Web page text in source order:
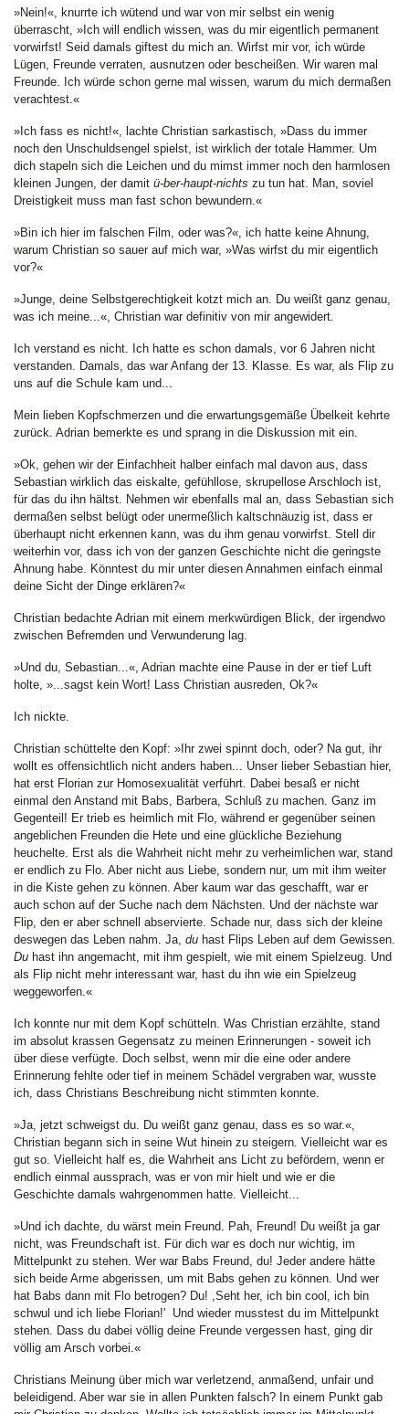
»Nein!«, knurrte ich wütend und war von mir selbst ein wenig
überrascht, »Ich will endlich wissen, was du mir eigentlich permanent
vorwirfst! Seid damals giftest du mich an. Wirfst mir vor, ich würde
Lügen, Freunde verraten, ausnutzen oder bescheißen. Wir waren mal
Freunde. Ich würde schon gerne mal wissen, warum du mich dermaßen
verachtest.«
»Ich fass es nicht!«, lachte Christian sarkastisch, »Dass du immer
noch den Unschuldsengel spielst, ist wirklich der totale Hammer. Um
dich stapeln sich die Leichen und du mimst immer noch den harmlosen
kleinen Jungen, der damit ü-ber-haupt-nichts zu tun hat. Man, soviel
Dreistigkeit muss man fast schon bewundern.«
»Bin ich hier im falschen Film, oder was?«, ich hatte keine Ahnung,
warum Christian so sauer auf mich war, »Was wirfst du mir eigentlich
vor?«
»Junge, deine Selbstgerechtigkeit kotzt mich an. Du weißt ganz genau,
was ich meine...«, Christian war definitiv von mir angewidert.
Ich verstand es nicht. Ich hatte es schon damals, vor 6 Jahren nicht
verstanden. Damals, das war Anfang der 13. Klasse. Es war, als Flip zu
uns auf die Schule kam und...
Mein lieben Kopfschmerzen und die erwartungsgemäße Übelkeit kehrte
zurück. Adrian bemerkte es und sprang in die Diskussion mit ein.
»Ok, gehen wir der Einfachheit halber einfach mal davon aus, dass
Sebastian wirklich das eiskalte, gefühllose, skrupellose Arschloch ist,
für das du ihn hältst. Nehmen wir ebenfalls mal an, dass Sebastian sich
dermaßen selbst belügt oder unermeßlich kaltschnäuzig ist, dass er
überhaupt nicht erkennen kann, was du ihm genau vorwirfst. Stell dir
weiterhin vor, dass ich von der ganzen Geschichte nicht die geringste
Ahnung habe. Könntest du mir unter diesen Annahmen einfach einmal
deine Sicht der Dinge erklären?«
Christian bedachte Adrian mit einem merkwürdigen Blick, der irgendwo
zwischen Befremden und Verwunderung lag.
»Und du, Sebastian...«, Adrian machte eine Pause in der er tief Luft
holte, »...sagst kein Wort! Lass Christian ausreden, Ok?«
Ich nickte.
Christian schüttelte den Kopf: »Ihr zwei spinnt doch, oder? Na gut, ihr
wollt es offensichtlich nicht anders haben... Unser lieber Sebastian hier,
hat erst Florian zur Homosexualität verführt. Dabei besaß er nicht
einmal den Anstand mit Babs, Barbera, Schluß zu machen. Ganz im
Gegenteil! Er trieb es heimlich mit Flo, während er gegenüber seinen
angeblichen Freunden die Hete und eine glückliche Beziehung
heuchelte. Erst als die Wahrheit nicht mehr zu verheimlichen war, stand
er endlich zu Flo. Aber nicht aus Liebe, sondern nur, um mit ihm weiter
in die Kiste gehen zu können. Aber kaum war das geschafft, war er
auch schon auf der Suche nach dem Nächsten. Und der nächste war
Flip, den er aber schnell abservierte. Schade nur, dass sich der kleine
deswegen das Leben nahm. Ja, du hast Flips Leben auf dem Gewissen.
Du hast ihn angemacht, mit ihm gespielt, wie mit einem Spielzeug. Und
als Flip nicht mehr interessant war, hast du ihn wie ein Spielzeug
weggeworfen.«
Ich konnte nur mit dem Kopf schütteln. Was Christian erzählte, stand
im absolut krassen Gegensatz zu meinen Erinnerungen - soweit ich
über diese verfügte. Doch selbst, wenn mir die eine oder andere
Erinnerung fehlte oder tief in meinem Schädel vergraben war, wusste
ich, dass Christians Beschreibung nicht stimmten konnte.
»Ja, jetzt schweigst du. Du weißt ganz genau, dass es so war.«,
Christian begann sich in seine Wut hinein zu steigern. Vielleicht war es
gut so. Vielleicht half es, die Wahrheit ans Licht zu befördern, wenn er
endlich einmal aussprach, was er von mir hielt und wie er die
Geschichte damals wahrgenommen hatte. Vielleicht...
»Und ich dachte, du wärst mein Freund. Pah, Freund! Du weißt ja gar
nicht, was Freundschaft ist. Für dich war es doch nur wichtig, im
Mittelpunkt zu stehen. Wer war Babs Freund, du! Jeder andere hätte
sich beide Arme abgerissen, um mit Babs gehen zu können. Und wer
hat Babs dann mit Flo betrogen? Du! ,Seht her, ich bin cool, ich bin
schwul und ich liebe Florian!' Und wieder musstest du im Mittelpunkt
stehen. Dass du dabei völlig deine Freunde vergessen hast, ging dir
völlig am Arsch vorbei.«
Christians Meinung über mich war verletzend, anmaßend, unfair und
beleidigend. Aber war sie in allen Punkten falsch? In einem Punkt gab